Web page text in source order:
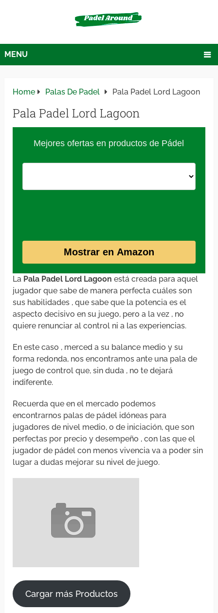
MENU
Home Palas De Padel Pala Padel Lord Lagoon
Pala Padel Lord Lagoon
Mejores ofertas en productos de Pádel
Mostrar en Amazon
La Pala Padel Lord Lagoon está creada para aquel
jugador que sabe de manera perfecta cuáles son
sus habilidades , que sabe que la potencia es el
aspecto decisivo en su juego, pero a la vez , no
quiere renunciar al control ni a las experiencias.
En este caso , merced a su balance medio y su
forma redonda, nos encontramos ante una pala de
juego de control que, sin duda , no te dejará
indiferente.
Recuerda que en el mercado podemos
encontrarnos palas de pádel idóneas para
jugadores de nivel medio, o de iniciación, que son
perfectas por precio y desempeño , con las que el
jugador de pádel con menos vivencia va a poder sin
lugar a dudas mejorar su nivel de juego.
Cargar más Productos